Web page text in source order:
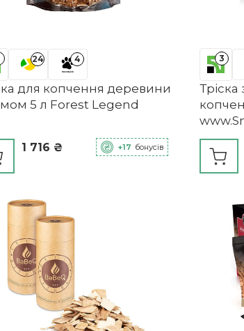
24 4
для копчення деревини
5 л Forest Legend
1 716 ₴ +17 бонусів
3
Тріска